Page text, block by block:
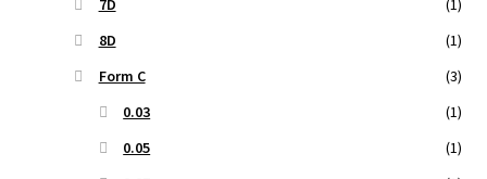
7D
(1)
8D
(1)
Form C
(3)
0.03
(1)
0.05
(1)